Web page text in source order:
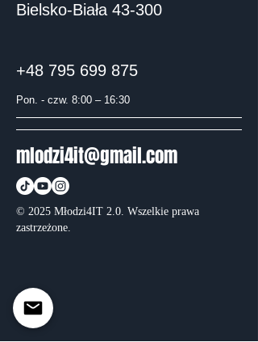
Bielsko-Biała 43-300
+48 795 699 875
Pon. - czw. 8:00 – 16:30
mlodzi4it@gmail.com
© 2025 Młodzi4IT 2.0. Wszelkie prawa
zastrzeżone.